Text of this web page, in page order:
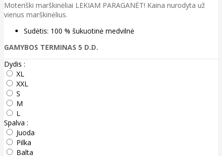
Moteriški marškinėliai LEKIAM PARAGANĖT! Kaina nurodyta už
vienus marškinėlius.
Sudėtis: 100 % šukuotinė medvilnė
GAMYBOS TERMINAS 5 D.D.
Dydis :
XL
XXL
S
M
L
Spalva :
Juoda
Pilka
Balta